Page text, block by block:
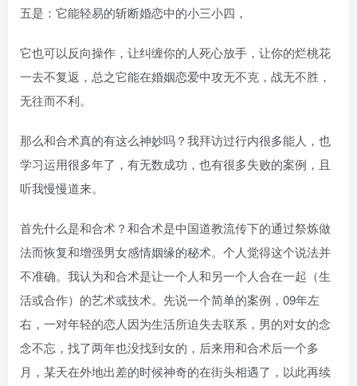
五是：它能轻易的斩断婚恋中的小三小四，
它也可以反向操作，让纠缠你的人死心放手，让你的烂桃花
一去不复返，总之它能在婚姻恋爱中攻无不克，战无不胜，
无往而不利。
那么和合术真的有这么神妙吗？我拜访过行内很多能人，也
学习运用很多年了，有无数成功，也有很多失败的案例，且
听我慢慢道来。
首先什么是和合术？和合术是中国道教流传下的通过祭炼做
法而恢复和增强男女感情姻缘的秘术。个人觉得这个说法并
不准确。我认为和合术是让一个人和另一个人合在一起（生
活或合作）的艺术或技术。先说一个简单的案例，09年左
右，一对年轻的恋人因为生活所迫失去联系，男的对女的念
念不忘，找了两年也没找到女的，后来用和合术后一个多
月，某天在外地出差的时候神奇的在街头相遇了，以此再续